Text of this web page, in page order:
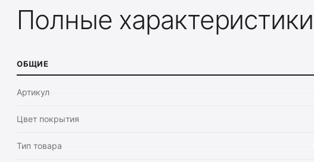
Полные характеристики
ОБЩИЕ
Артикул
Цвет покрытия
Тип товара